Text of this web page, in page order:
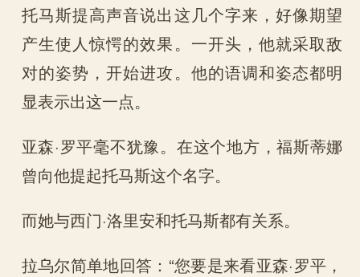
托马斯提高声音说出这几个字来，好像期望
产生使人惊愕的效果。一开头，他就采取敌
对的姿势，开始进攻。他的语调和姿态都明
显表示出这一点。
亚森·罗平毫不犹豫。在这个地方，福斯蒂娜
曾向他提起托马斯这个名字。
而她与西门·洛里安和托马斯都有关系。
拉乌尔简单地回答：“您要是来看亚森·罗平，